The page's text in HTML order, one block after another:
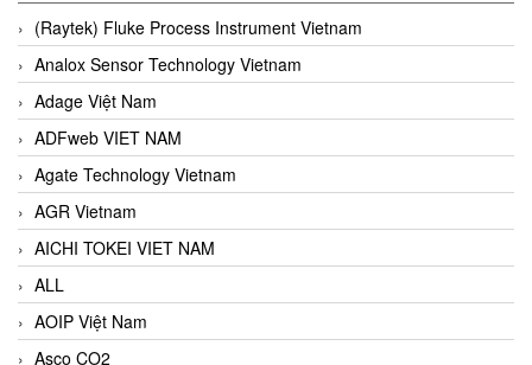
(Raytek) Fluke Process Instrument Vietnam
Analox Sensor Technology Vietnam
Adage Việt Nam
ADFweb VIET NAM
Agate Technology Vietnam
AGR Vietnam
AICHI TOKEI VIET NAM
ALL
AOIP Việt Nam
Asco CO2